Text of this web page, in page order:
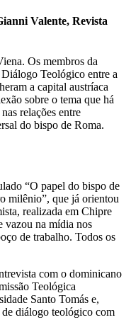
Valente, Revista
Os membros da
Teológico entre a
a capital austríaca
sobre o tema que há
relações entre
do bispo de Roma.
“O papel do bispo de
milênio”, que já orientou
realizada em Chipre
vazou na mídia nos
de trabalho. Todos os
com o dominicano
Teológica
Santo Tomás e,
diálogo teológico com